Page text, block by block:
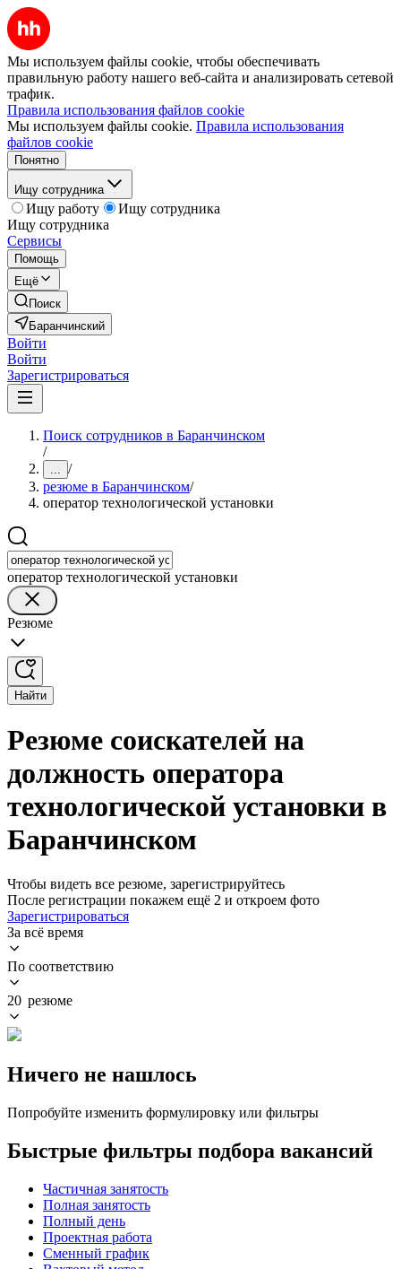
Мы используем файлы cookie, чтобы обеспечивать
правильную работу нашего веб-сайта и анализировать сетевой
трафик.
Правила использования файлов cookie
Мы используем файлы cookie. Правила использования
файлов cookie
Понятно
Ищу сотрудника
Ищу работу
Ищу сотрудника
Ищу сотрудника
Сервисы
Помощь
Ещё
Поиск
Баранчинский
Войти
Войти
Зарегистрироваться
Поиск сотрудников в Баранчинском
/
... /
резюме в Баранчинском/
оператор технологической установки
оператор технологической установки
Резюме
Найти
Резюме соискателей на
должность оператора
технологической установки в
Баранчинском
Чтобы видеть все резюме, зарегистрируйтесь
После регистрации покажем ещё 2 и откроем фото
Зарегистрироваться
За всё время
По соответствию
20 резюме
Ничего не нашлось
Попробуйте изменить формулировку или фильтры
Быстрые фильтры подбора вакансий
Частичная занятость
Полная занятость
Полный день
Проектная работа
Сменный график